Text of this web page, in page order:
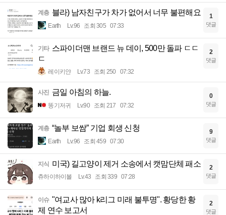
계층 블라) 남자친구가 차가 없어서 너무 불편해요
Earth Lv.96 조회 305 07:33
1
댓글
기타 스파이더맨 브랜드 뉴 데이, 500만 돌파 ㄷㄷ
ㄷ
레이키얀 Lv.73 조회 250 07:32
2
댓글
사진 금일 아침의 하늘.
똥기저귀 Lv.90 조회 217 07:32
0
댓글
계층 “놀부 보쌈” 기업 회생 신청
Earth Lv.96 조회 459 07:30
9
댓글
지식 미국) 길고양이 제거 소송에서 캣맘단체 패소
츄하이하이볼 Lv.43 조회 339 07:28
2
댓글
이슈 "여교사 많아 k리그 미래 불투명". 황당한 황
제 연수 보고서
2
댓글